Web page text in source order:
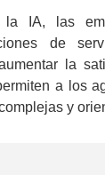
IA, las
de
la
a los
y